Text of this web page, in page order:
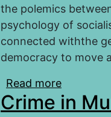
the polemics
psychology of
connected withthe
democracy to move
Read more
Сrime in